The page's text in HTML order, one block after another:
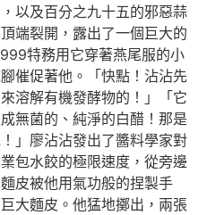
以及百分之九十五的邪惡蒜
端裂開，露出了一個巨大的
特務用它穿著燕尾服的小
催促著他。「快點！沾沾先
溶解有機發酵物的！」「它
無菌的、純淨的白醋！那是
」廖沾沾發出了醬料學家對
包水餃的極限速度，從旁邊
皮被他用氣功般的捏製手
大麵皮。他猛地擲出，兩張